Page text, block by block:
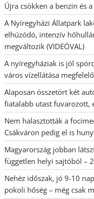
Újra csökken a benzin és
A Nyíregyházi Állatpark
elhúzódó, intenzív
megváltozik (VIDEÓVAL)
A nyíregyháziak is jól
város vízellátása megfelelő
Alaposan összetört két
fiatalabb utast fuvarozott,
Nem halasztották a
Csákváron pedig el is
Magyarország jobban
független helyi sajtóból –
Nehéz időszak, jó 9-10
pokoli hőség – még csak